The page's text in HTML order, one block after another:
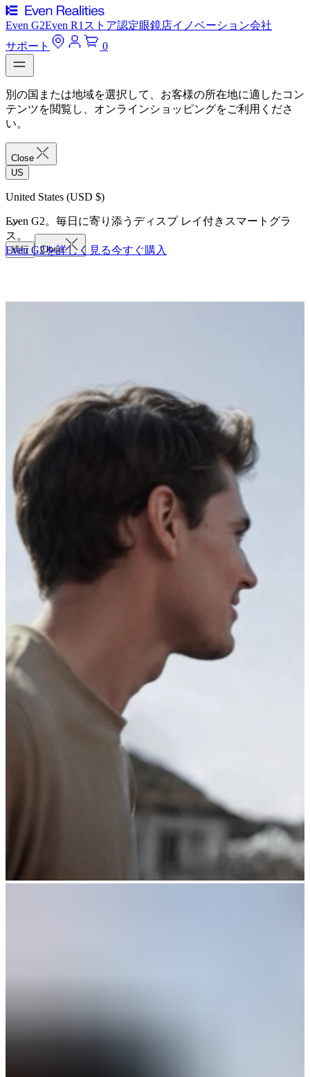
Even G2Even R1 ストア認定眼鏡店イノベーション会社
サポート
0
別の国または地域を選択して、お客様の所在地に適したコン
テンツを閲覧し、オンラインショッピングをご利用くださ
い。
Close
US
United States (USD $)
続行 Close
Even G2。毎日に寄り添うディスプ レイ付きスマートグラ
ス。
Even G2を詳しく見る今すぐ購入